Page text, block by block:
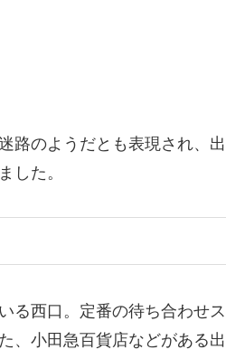
のようだとも表現され、
した。
西口。定番の待ち合わせ
小田急百貨店などがある出